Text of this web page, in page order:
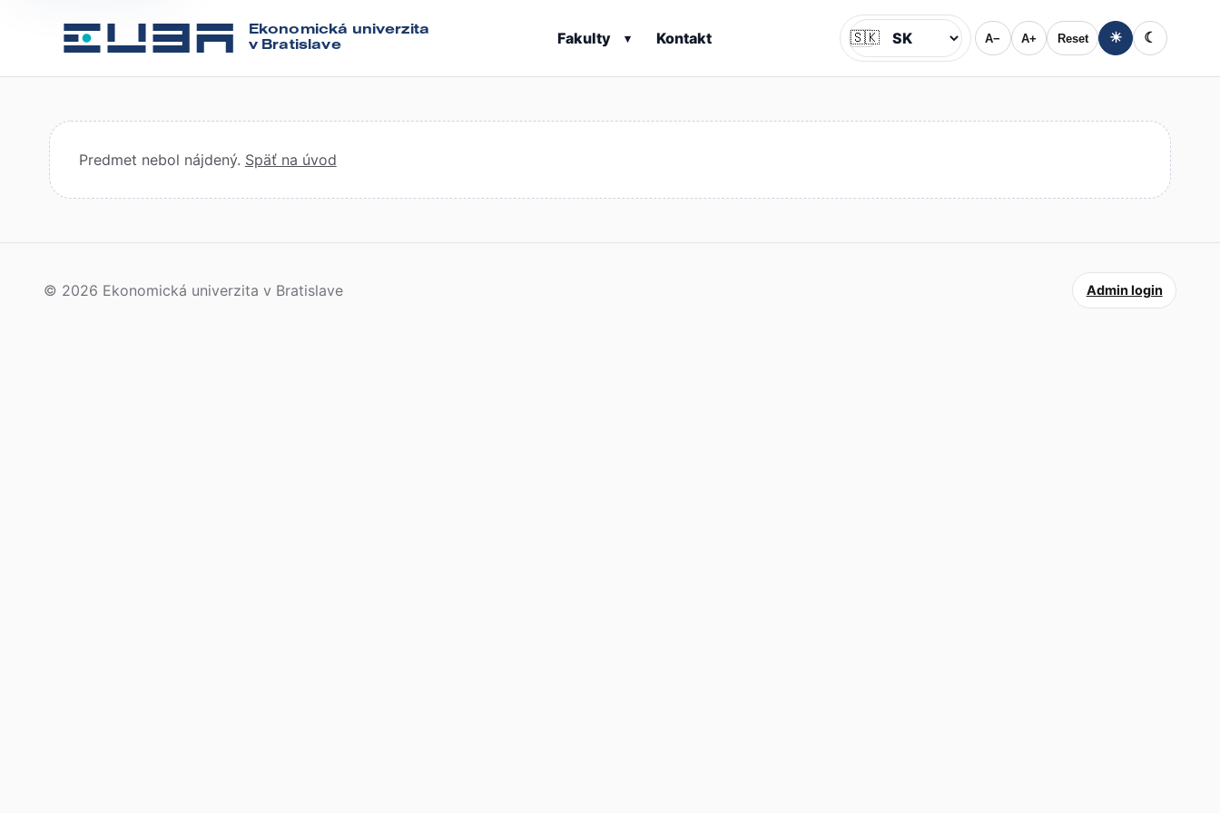
Ekonomická univerzita
v Bratislave
Fakulty ▾ Kontakt Jazyk
🇸🇰 A− A+ Reset ☀ ☾
Predmet nebol nájdený. Späť na úvod
© 2026 Ekonomická univerzita v Bratislave Admin login